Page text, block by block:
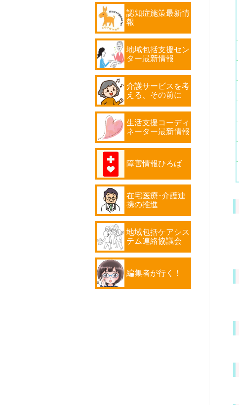
認知症施策最新情
報
地域包括支援セン
ター最新情報
介護サービスを考
える、その前に
生活支援コーディ
ネーター最新情報
障害情報ひろば
在宅医療･介護連
携の推進
地域包括ケアシス
テム連絡協議会
編集者が行く！